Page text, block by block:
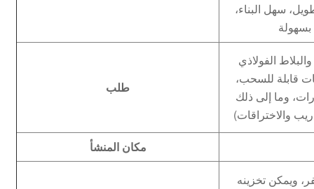
سهل البناء،
طلب
الفولاذي
قابلة للسحب،
وما إلى ذلك
والاختراقات)
مكان المنشأ
ويمكن تخزينه